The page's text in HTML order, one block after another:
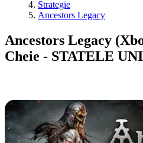
Strategie
Ancestors Legacy
Ancestors Legacy
Cheie - STATELE